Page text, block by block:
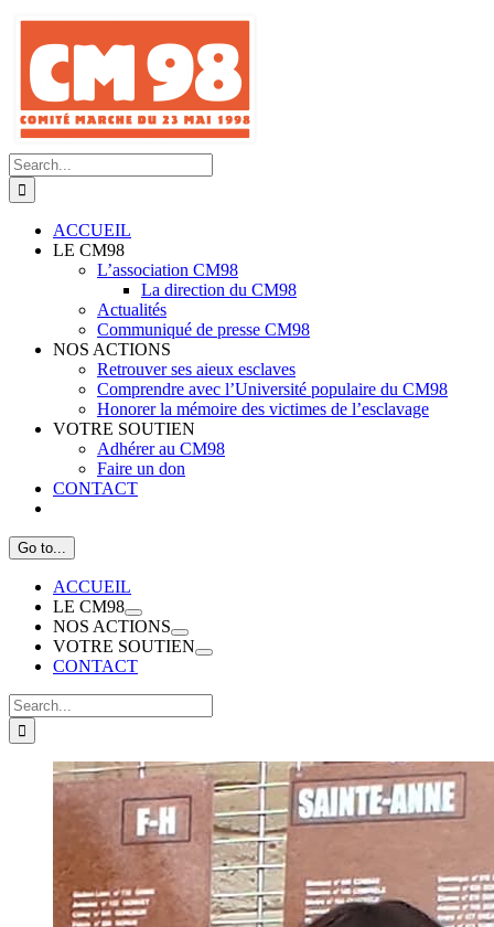
Skip
content
Search
for:
ACCUEIL
LE CM98
L’association CM98
La direction du CM98
Actualités
Communiqué de presse CM98
NOS ACTIONS
Retrouver ses aieux esclaves
Comprendre avec l’Université populaire du CM98
Honorer la mémoire des victimes de l’esclavage
VOTRE SOUTIEN
Adhérer au CM98
Faire un don
CONTACT
Go to...
ACCUEIL
LE CM98
NOS ACTIONS
VOTRE SOUTIEN
CONTACT
Search
for:
View
Larger
Image